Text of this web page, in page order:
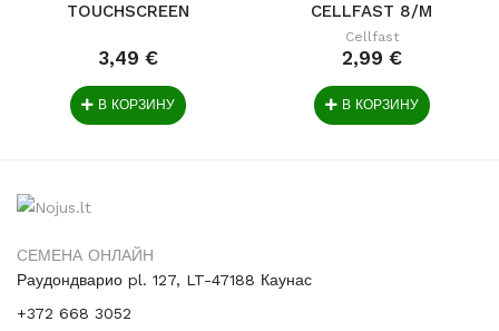
TOUCHSCREEN
3,49 €
В КОРЗИНУ
CELLFAST 8/M
Cellfast
2,99 €
В КОРЗИНУ
СЕМЕНА ОНЛАЙН
Раудондварио pl. 127, LT-47188 Каунас
+372 668 3052